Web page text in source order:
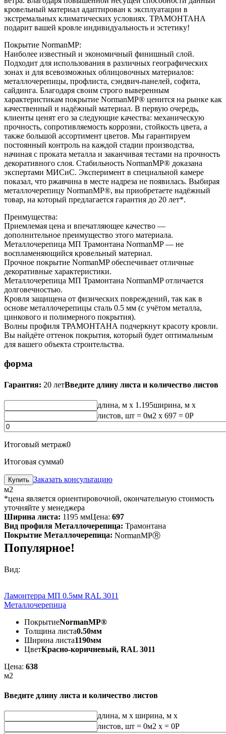
кровельный материал адаптирован к эксплуатации в
экстремальных климатических условиях. ТРАМОНТАНА
подарит вашей кровле индивидуальность и эстетику!
Покрытие NormanMP:
Наиболее известный и экономичный финишный слой.
Подходит для использования в различных географических
зонах и для всевозможных облицовочных материалов:
металлочерепицы, профлиста, сэндвич-панелей, софита,
сайдинга. Благодаря своим строго выверенным
характеристикам покрытие NormanMP® ценится на рынке как
качественный и надёжный материал. В первую очередь,
клиенты ценят его за следующие качества: механическую
прочность, сопротивляемость коррозии, стойкость цвета, а
также большой ассортимент цветов. Мы гарантируем
постоянный контроль на каждой стадии производства,
начиная с проката металла и заканчивая тестами на прочность
декоративного слоя. Стабильность NormanMP® доказана
экспертами МИСиС. Эксперимент в специальной камере
показал, что ржавчина в месте надреза не появилась. Выбирая
металлочерепицу NormanMP®, вы приобретаете надёжный
товар, на который предлагается гарантия до 20 лет*.
Преимущества:
Приемлемая цена и впечатляющее качество —
дополнительное преимущество этого материала.
Металлочерепица МП Трамонтана NormanMP — не
воспламеняющийся кровельный материал.
Прочное покрытие NormanMP обеспечивает отличные
декоративные характеристики.
Металлочерепица МП Трамонтана NormanMP отличается
долговечностью.
Кровля защищена от физических повреждений, так как в
основе металлочерепицы сталь 0.5 мм (с учётом металла,
цинкового и полимерного покрытия).
Волны профиля ТРАМОНТАНА подчеркнут красоту кровли.
Вы найдёте оттенок покрытия, который будет оптимальным
для вашего объекта строительства.
форма
Гарантия: 20 летВведите длину листа и количество листов
длина, м x 1.195ширина, м x
листов, шт = 0м2 x 697 = 0Р
Итоговый метраж0
Итоговая сумма0
Заказать консультацию
м2
*цена является ориентировочной, окончательную стоимость
уточняйте у менеджера
Ширина листа: 1195 ммЦена: 697
Вид профиля Металлочерепица: Трамонтана
Покрытие Металлочерепица: NormanMPⓇ
Популярное!
Вид:
Ламонтерра МП 0.5мм RAL 3011
Металлочерепица
ПокрытиеNormanMP®
Толщина листа0.50мм
Ширина листа1190мм
ЦветКрасно-коричневый, RAL 3011
Цена: 638
м2
Введите длину листа и количество листов
длина, м x ширина, м x
листов, шт = 0м2 x = 0Р